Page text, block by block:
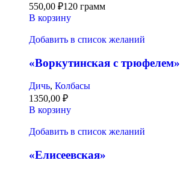
550,00 ₽120 грамм
В корзину
Добавить в список желаний
«Воркутинская с трюфелем»
Дичь, Колбасы
1350,00 ₽
В корзину
Добавить в список желаний
«Елисеевская»